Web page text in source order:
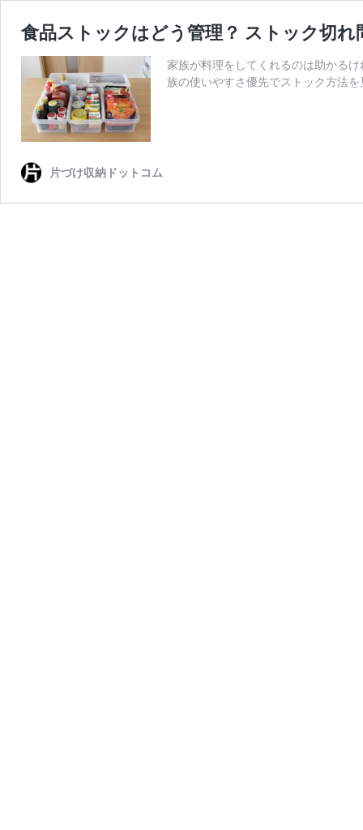
食品ストックはどう管理？ ストック切
家族が料理をしてくれるのは助かる
族の使いやすさ優先でストック方法
片づけ収納ドットコム